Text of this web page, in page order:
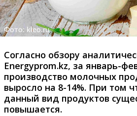
Фото: kleo.ru
Согласно обзору
Energyprom.kz, за январь-
производство молочных
выросло на 8-14%. При том
данный вид продуктов
повышается.